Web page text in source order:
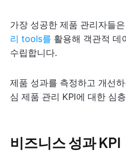
가장 성공한 제품 관리자들
리 tools를 활용해 객관적 데
수립합니다.
제품 성과를 측정하고 개선
심 제품 관리 KPI에 대한 심
비즈니스 성과 KPI